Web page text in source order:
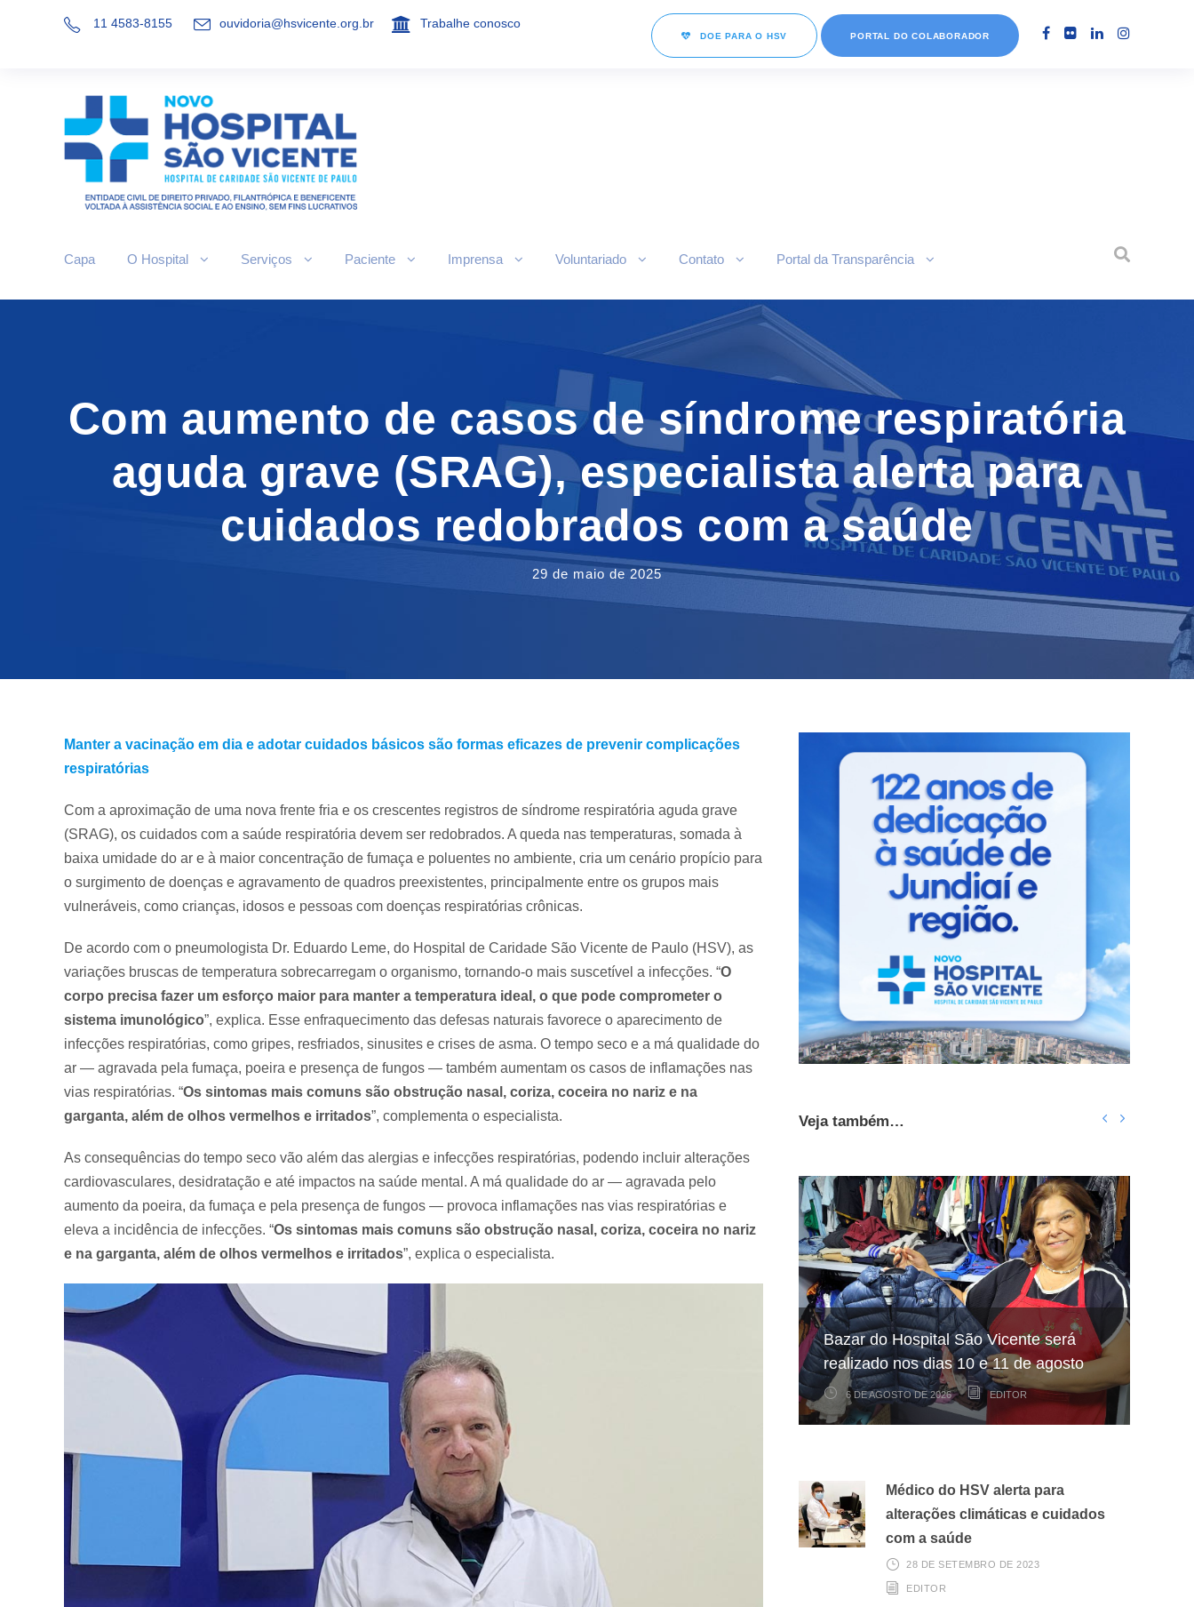
11 4583-8155 ouvidoria@hsvicente.org.br Trabalhe conosco
DOE PARA O HSV PORTAL DO COLABORADOR
Capa O Hospital Serviços Paciente Imprensa Voluntariado Contato Portal da Transparência
Com aumento de casos de síndrome respiratória
aguda grave (SRAG), especialista alerta para
cuidados redobrados com a saúde
29 de maio de 2025
Manter a vacinação em dia e adotar cuidados básicos são formas eficazes de prevenir complicações
respiratórias
Com a aproximação de uma nova frente fria e os crescentes registros de síndrome respiratória aguda grave
(SRAG), os cuidados com a saúde respiratória devem ser redobrados. A queda nas temperaturas, somada à
baixa umidade do ar e à maior concentração de fumaça e poluentes no ambiente, cria um cenário propício para
o surgimento de doenças e agravamento de quadros preexistentes, principalmente entre os grupos mais
vulneráveis, como crianças, idosos e pessoas com doenças respiratórias crônicas.
De acordo com o pneumologista Dr. Eduardo Leme, do Hospital de Caridade São Vicente de Paulo (HSV), as
variações bruscas de temperatura sobrecarregam o organismo, tornando-o mais suscetível a infecções. “O
corpo precisa fazer um esforço maior para manter a temperatura ideal, o que pode comprometer o
sistema imunológico”, explica. Esse enfraquecimento das defesas naturais favorece o aparecimento de
infecções respiratórias, como gripes, resfriados, sinusites e crises de asma. O tempo seco e a má qualidade do
ar — agravada pela fumaça, poeira e presença de fungos — também aumentam os casos de inflamações nas
vias respiratórias. “Os sintomas mais comuns são obstrução nasal, coriza, coceira no nariz e na
garganta, além de olhos vermelhos e irritados”, complementa o especialista.
As consequências do tempo seco vão além das alergias e infecções respiratórias, podendo incluir alterações
cardiovasculares, desidratação e até impactos na saúde mental. A má qualidade do ar — agravada pelo
aumento da poeira, da fumaça e pela presença de fungos — provoca inflamações nas vias respiratórias e
eleva a incidência de infecções. “Os sintomas mais comuns são obstrução nasal, coriza, coceira no nariz
e na garganta, além de olhos vermelhos e irritados”, explica o especialista.
Veja também…
Bazar do Hospital São Vicente será
realizado nos dias 10 e 11 de agosto
6 DE AGOSTO DE 2026 EDITOR
Hospital São Vicente participa de
mapeamento nacional sobre câncer
infantojuvenil
6 DE AGOSTO DE 2026 EDITOR
Hospital São Vicente expande
arrecadação de cupons fiscais pela
Nota Fiscal Paulista
3 DE AGOSTO DE 2026 EDITOR
Médico do HSV alerta para
alterações climáticas e cuidados
com a saúde
28 DE SETEMBRO DE 2023
EDITOR